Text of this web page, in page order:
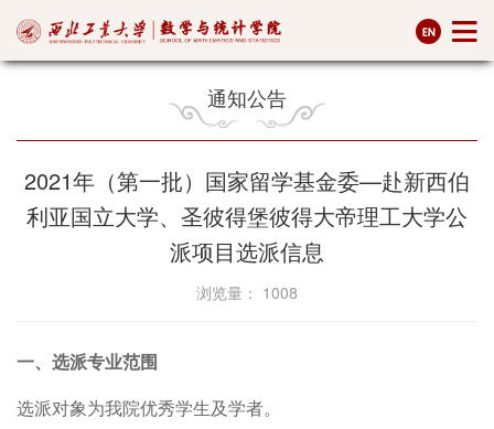
通知公告
2021年（第一批）国家留学基金委—赴新西伯
利亚国立大学、圣彼得堡彼得大帝理工大学公
派项目选派信息
浏览量： 1008
一、选派专业范围
选派对象为我院优秀学生及学者。